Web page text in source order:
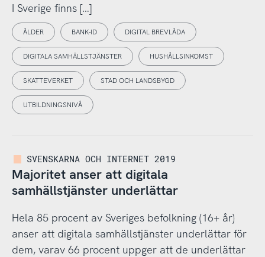
I Sverige finns […]
ÅLDER BANK-ID DIGITAL BREVLÅDA
DIGITALA SAMHÄLLSTJÄNSTER HUSHÅLLSINKOMST
SKATTEVERKET STAD OCH LANDSBYGD
UTBILDNINGSNIVÅ
SVENSKARNA OCH INTERNET 2019
Majoritet anser att digitala
samhällstjänster underlättar
Hela 85 procent av Sveriges befolkning (16+ år)
anser att digitala samhällstjänster underlättar för
dem, varav 66 procent uppger att de underlättar